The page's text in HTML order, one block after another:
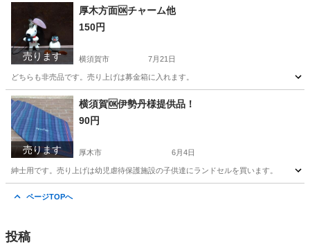
神奈川 横須賀市 その他
売ります
厚木方面🆗チャーム他
150円
横須賀市 7月21日
どちらも非売品です。売り上げは募金箱に入れます。
神奈川 横須賀市 おもちゃ 神奈川 厚木市
売ります
横須賀🆗伊勢丹様提供品！
90円
厚木市 6月4日
紳士用です。売り上げは幼児虐待保護施設の子供達にランドセルを買います。
ページTOPへ
投稿